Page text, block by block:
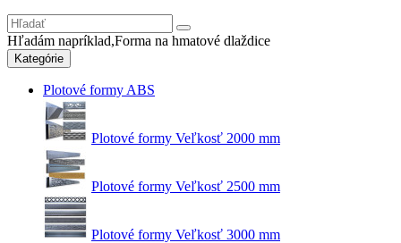
Hľadám napríklad,Forma na hmatové dlaždice
Kategórie
Plotové formy ABS
Plotové formy Veľkosť 2000 mm
Plotové formy Veľkosť 2500 mm
Plotové formy Veľkosť 3000 mm